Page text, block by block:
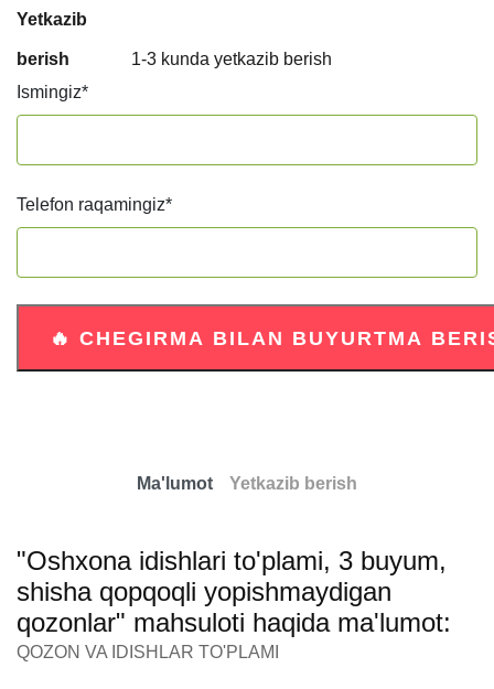
Yetkazib
berish
1-3 kunda yetkazib berish
Ismingiz*
Telefon raqamingiz*
Ma'lumot Yetkazib berish
"Oshxona idishlari to'plami, 3 buyum,
shisha qopqoqli yopishmaydigan
qozonlar" mahsuloti haqida ma'lumot:
QOZON VA IDISHLAR TO'PLAMI